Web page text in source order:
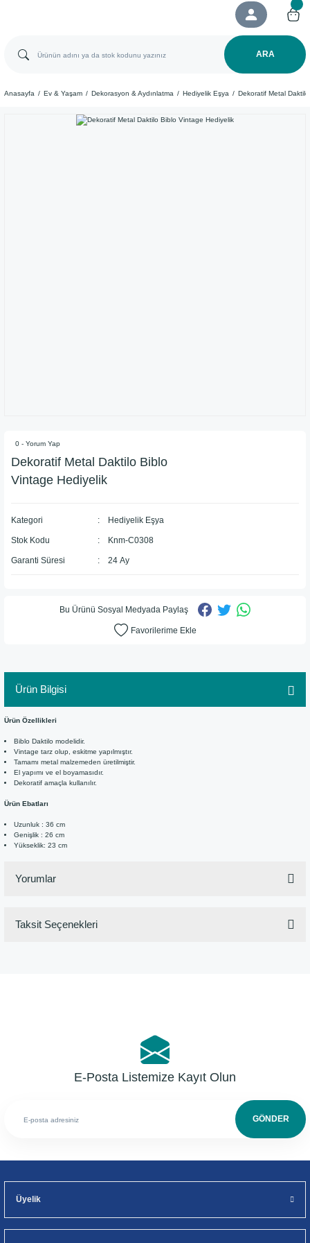
ARA
Anasayfa Ev & Yaşam Dekorasyon & Aydınlatma Hediyelik Eşya Dekoratif Metal
0 - Yorum Yap
Dekoratif Metal Daktilo Biblo
Vintage Hediyelik
Kategori Hediyelik Eşya
Stok Kodu Knm-C0308
Garanti Süresi 24 Ay
Bu Ürünü Sosyal Medyada Paylaş
Ürün Bilgisi
Ürün Özellikleri
Biblo Daktilo modelidir.
Vintage tarz olup, eskitme yapılmıştır.
Tamamı metal malzemeden üretilmiştir.
El yapımı ve el boyamasıdır.
Dekoratif amaçla kullanılır.
Ürün Ebatları
Uzunluk : 36 cm
Genişlik : 26 cm
Yükseklik: 23 cm
Yorumlar
Taksit Seçenekleri
E-Posta Listemize Kayıt Olun
GÖNDER
Üyelik